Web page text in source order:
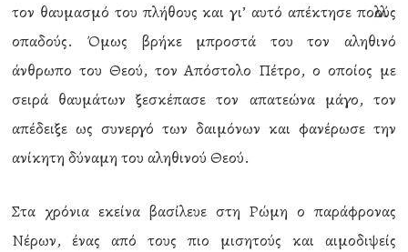
τον θαυμασμό του πλήθους και γι’ αυτό απέκτησε πολλούς
οπαδούς. Όμως βρήκε μπροστά του τον αληθινό
άνθρωπο του Θεού, τον Απόστολο Πέτρο, ο οποίος με
σειρά θαυμάτων ξεσκέπασε τον απατεώνα μάγο, τον
απέδειξε ως συνεργό των δαιμόνων και φανέρωσε την
ανίκητη δύναμη του αληθινού Θεού.
Στα χρόνια εκείνα βασίλευε στη Ρώμη ο παράφρονας
Νέρων, ένας από τους πιο μισητούς και αιμοδιψείς